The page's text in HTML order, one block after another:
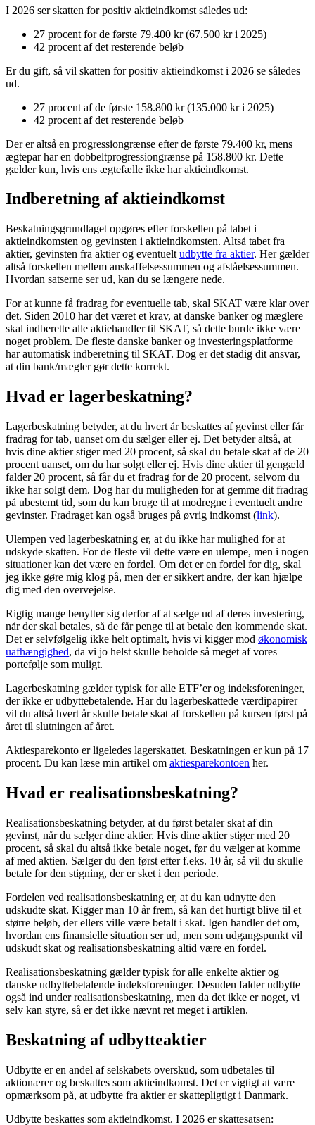
I 2026 ser skatten for positiv aktieindkomst således ud:
27 procent for de første 79.400 kr (67.500 kr i 2025)
42 procent af det resterende beløb
Er du gift, så vil skatten for positiv aktieindkomst i 2026 se således
ud.
27 procent af de første 158.800 kr (135.000 kr i 2025)
42 procent af det resterende beløb
Der er altså en progressiongrænse efter de første 79.400 kr, mens
ægtepar har en dobbeltprogressiongrænse på 158.800 kr. Dette
gælder kun, hvis ens ægtefælle ikke har aktieindkomst.
Indberetning af aktieindkomst
Beskatningsgrundlaget opgøres efter forskellen på tabet i
aktieindkomsten og gevinsten i aktieindkomsten. Altså tabet fra
aktier, gevinsten fra aktier og eventuelt udbytte fra aktier. Her gælder
altså forskellen mellem anskaffelsessummen og afståelsessummen.
Hvordan satserne ser ud, kan du se længere nede.
For at kunne få fradrag for eventuelle tab, skal SKAT være klar over
det. Siden 2010 har det været et krav, at danske banker og mæglere
skal indberette alle aktiehandler til SKAT, så dette burde ikke være
noget problem. De fleste danske banker og investeringsplatforme
har automatisk indberetning til SKAT. Dog er det stadig dit ansvar,
at din bank/mægler gør dette korrekt.
Hvad er lagerbeskatning?
Lagerbeskatning betyder, at du hvert år beskattes af gevinst eller får
fradrag for tab, uanset om du sælger eller ej. Det betyder altså, at
hvis dine aktier stiger med 20 procent, så skal du betale skat af de 20
procent uanset, om du har solgt eller ej. Hvis dine aktier til gengæld
falder 20 procent, så får du et fradrag for de 20 procent, selvom du
ikke har solgt dem. Dog har du muligheden for at gemme dit fradrag
på ubestemt tid, som du kan bruge til at modregne i eventuelt andre
gevinster. Fradraget kan også bruges på øvrig indkomst (link).
Ulempen ved lagerbeskatning er, at du ikke har mulighed for at
udskyde skatten. For de fleste vil dette være en ulempe, men i nogen
situationer kan det være en fordel. Om det er en fordel for dig, skal
jeg ikke gøre mig klog på, men der er sikkert andre, der kan hjælpe
dig med den overvejelse.
Rigtig mange benytter sig derfor af at sælge ud af deres investering,
når der skal betales, så de får penge til at betale den kommende skat.
Det er selvfølgelig ikke helt optimalt, hvis vi kigger mod økonomisk
uafhængighed, da vi jo helst skulle beholde så meget af vores
portefølje som muligt.
Lagerbeskatning gælder typisk for alle ETF’er og indeksforeninger,
der ikke er udbyttebetalende. Har du lagerbeskattede værdipapirer
vil du altså hvert år skulle betale skat af forskellen på kursen først på
året til slutningen af året.
Aktiesparekonto er ligeledes lagerskattet. Beskatningen er kun på 17
procent. Du kan læse min artikel om aktiesparekontoen her.
Hvad er realisationsbeskatning?
Realisationsbeskatning betyder, at du først betaler skat af din
gevinst, når du sælger dine aktier. Hvis dine aktier stiger med 20
procent, så skal du altså ikke betale noget, før du vælger at komme
af med aktien. Sælger du den først efter f.eks. 10 år, så vil du skulle
betale for den stigning, der er sket i den periode.
Fordelen ved realisationsbeskatning er, at du kan udnytte den
udskudte skat. Kigger man 10 år frem, så kan det hurtigt blive til et
større beløb, der ellers ville være betalt i skat. Igen handler det om,
hvordan ens finansielle situation ser ud, men som udgangspunkt vil
udskudt skat og realisationsbeskatning altid være en fordel.
Realisationsbeskatning gælder typisk for alle enkelte aktier og
danske udbyttebetalende indeksforeninger. Desuden falder udbytte
også ind under realisationsbeskatning, men da det ikke er noget, vi
selv kan styre, så er det ikke nævnt ret meget i artiklen.
Beskatning af udbytteaktier
Udbytte er en andel af selskabets overskud, som udbetales til
aktionærer og beskattes som aktieindkomst. Det er vigtigt at være
opmærksom på, at udbytte fra aktier er skattepligtigt i Danmark.
Udbytte beskattes som aktieindkomst. I 2026 er skattesatsen: